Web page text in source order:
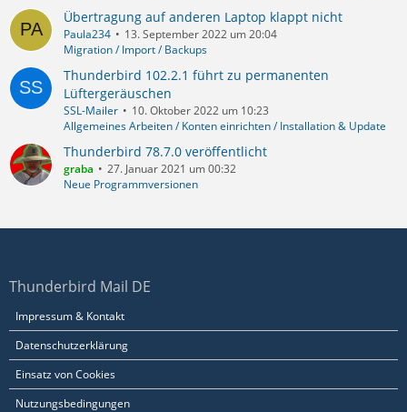
Übertragung auf anderen Laptop klappt nicht
Paula234
13. September 2022 um 20:04
Migration / Import / Backups
Thunderbird 102.2.1 führt zu permanenten
Lüftergeräuschen
SSL-Mailer
10. Oktober 2022 um 10:23
Allgemeines Arbeiten / Konten einrichten / Installation & Update
Thunderbird 78.7.0 veröffentlicht
graba
27. Januar 2021 um 00:32
Neue Programmversionen
Thunderbird Mail DE
Impressum & Kontakt
Datenschutzerklärung
Einsatz von Cookies
Nutzungsbedingungen